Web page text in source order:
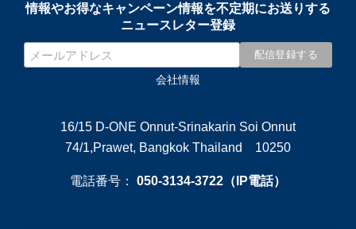
情報やお得なキャンペーン情報を不定期にお送りする
ニュースレター登録
会社情報
16/15 D-ONE Onnut-Srinakarin Soi Onnut
74/1,Prawet, Bangkok Thailand 10250
電話番号： 050-3134-3722（IP電話）